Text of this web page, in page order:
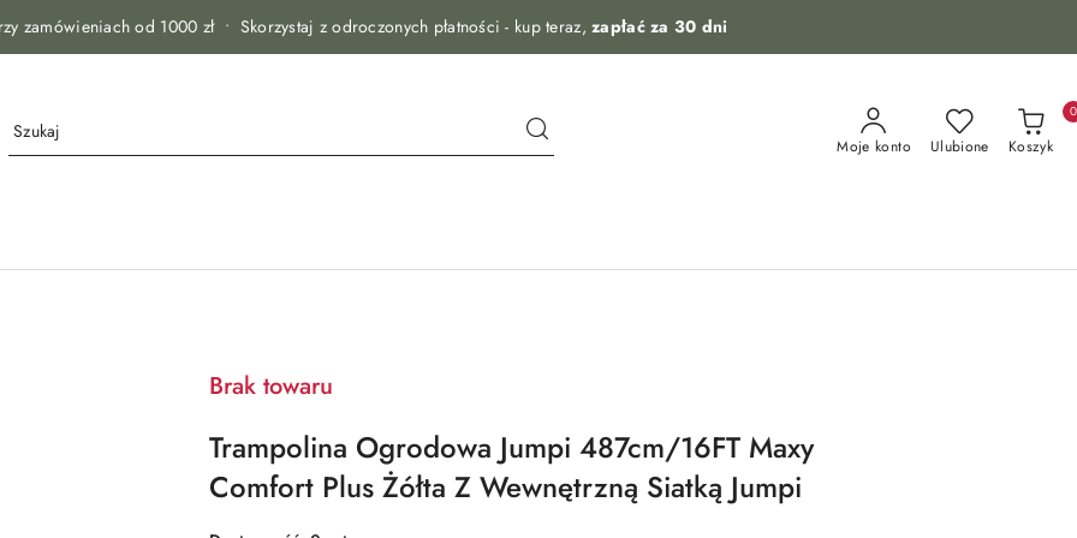
zamówieniach od 1000 zł • Skorzystaj z odroczonych płatności - kup teraz, zapłać za 30 dni
Moje konto Ulubione Koszyk
0
Brak towaru
Trampolina Ogrodowa Jumpi 487cm/16FT Maxy
Comfort Plus Żółta Z Wewnętrzną Siatką Jumpi